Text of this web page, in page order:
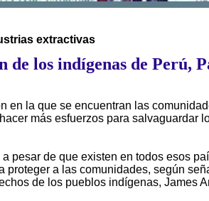
extractivas
los indígenas de Perú,
en la que se encuentran las
más esfuerzos para salvaguardar
pesar de que existen en todos esos
a las comunidades, según
de los pueblos indígenas, James